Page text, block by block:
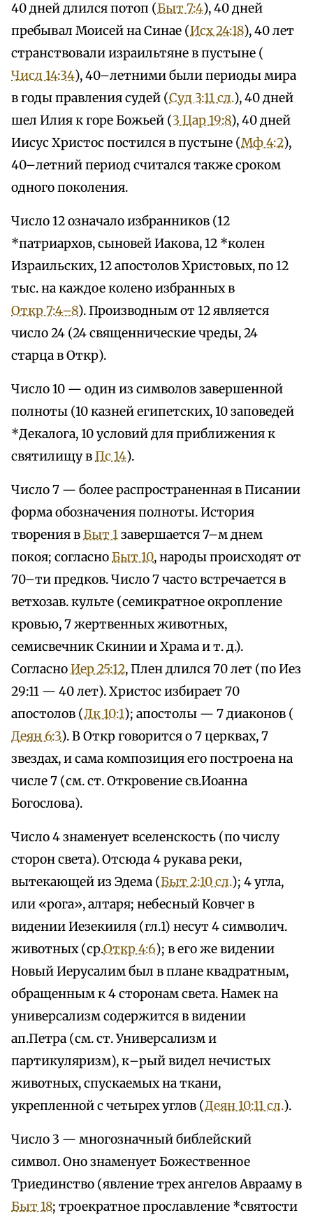
40 дней длился потоп (Быт 7:4), 40 дней
пребывал Моисей на Синае (Исх 24:18), 40 лет
странствовали израильтяне в пустыне (
Числ 14:34), 40–летними были периоды мира
в годы правления судей (Суд 3:11 сл.), 40 дней
шел Илия к горе Божьей (3 Цар 19:8), 40 дней
Иисус Христос постился в пустыне (Мф 4:2),
40–летний период считался также сроком
одного поколения.
Число 12 означало избранников (12
*патриархов, сыновей Иакова, 12 *колен
Израильских, 12 апостолов Христовых, по 12
тыс. на каждое колено избранных в
Откр 7:4–8). Производным от 12 является
число 24 (24 священнические чреды, 24
старца в Откр).
Число 10 — один из символов завершенной
полноты (10 казней египетских, 10 заповедей
*Декалога, 10 условий для приближения к
святилищу вПс 14).
Число 7 — более распространенная в Писании
форма обозначения полноты. История
творения вБыт 1завершается 7–м днем
покоя; согласноБыт 10, народы происходят от
70–ти предков. Число 7 часто встречается в
ветхозав. культе (семикратное окропление
кровью, 7 жертвенных животных,
семисвечник Скинии и Храма и т. д.).
СогласноИер 25:12, Плен длился 70 лет (по Иез
29:11 — 40 лет). Христос избирает 70
апостолов (Лк 10:1); апостолы — 7 диаконов (
Деян 6:3). В Откр говорится о 7 церквах, 7
звездах, и сама композиция его построена на
числе 7 (см. ст. Откровение св.Иоанна
Богослова).
Число 4 знаменует вселенскость (по числу
сторон света). Отсюда 4 рукава реки,
вытекающей из Эдема (Быт 2:10 сл.); 4 угла,
или «рога», алтаря; небесный Ковчег в
видении Иезекииля (гл.1) несут 4 символич.
животных (ср.Откр 4:6); в его же видении
Новый Иерусалим был в плане квадратным,
обращенным к 4 сторонам света. Намек на
универсализм содержится в видении
ап.Петра (см. ст. Универсализм и
партикуляризм), к–рый видел нечистых
животных, спускаемых на ткани,
укрепленной с четырех углов (Деян 10:11 сл.).
Число 3 — многозначный библейский
символ. Оно знаменует Божественное
Триединство (явление трех ангелов Аврааму в
Быт 18; троекратное прославление *святости